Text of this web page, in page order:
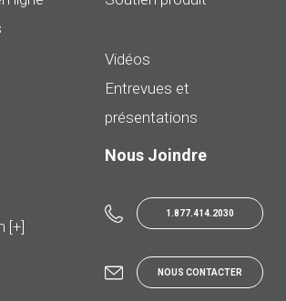
Vidéos
Entrevues et
présentations
[+]
Nous Joindre
1.877.414.2030
NOUS CONTACTER